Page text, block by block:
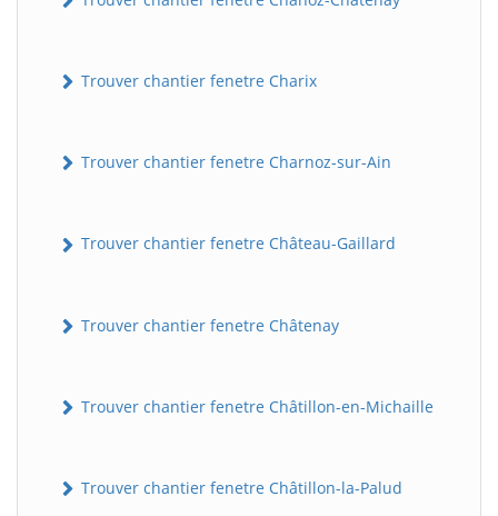
Trouver chantier fenetre Charix
Trouver chantier fenetre Charnoz-sur-Ain
Trouver chantier fenetre Château-Gaillard
Trouver chantier fenetre Châtenay
Trouver chantier fenetre Châtillon-en-Michaille
Trouver chantier fenetre Châtillon-la-Palud